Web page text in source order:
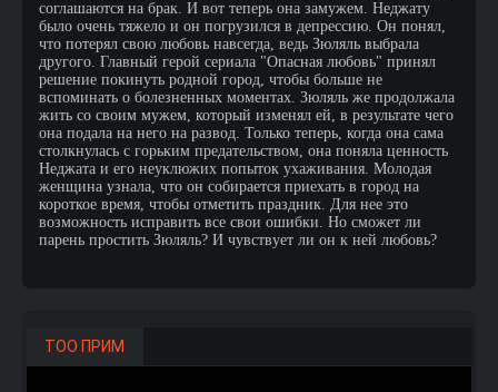
соглашаются на брак. И вот теперь она замужем. Неджату
было очень тяжело и он погрузился в депрессию. Он понял,
что потерял свою любовь навсегда, ведь Зюляль выбрала
другого. Главный герой сериала "Опасная любовь" принял
решение покинуть родной город, чтобы больше не
вспоминать о болезненных моментах. Зюляль же продолжала
жить со своим мужем, который изменял ей, в результате чего
она подала на него на развод. Только теперь, когда она сама
столкнулась с горьким предательством, она поняла ценность
Неджата и его неуклюжих попыток ухаживания. Молодая
женщина узнала, что он собирается приехать в город на
короткое время, чтобы отметить праздник. Для нее это
возможность исправить все свои ошибки. Но сможет ли
парень простить Зюляль? И чувствует ли он к ней любовь?
ТОО ПРИМ